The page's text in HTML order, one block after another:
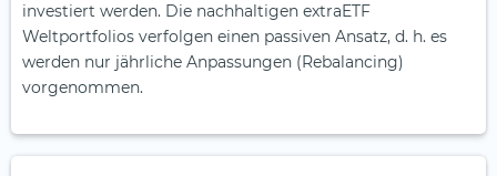
investiert werden. Die nachhaltigen extraETF
Weltportfolios verfolgen einen passiven Ansatz, d. h. es
werden nur jährliche Anpassungen (Rebalancing)
vorgenommen.